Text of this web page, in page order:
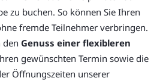
zu buchen. So können Sie Ihren
fremde Teilnehmer verbringen.
den Genuss einer flexibleren
gewünschten Termin sowie die
Öffnungszeiten unserer